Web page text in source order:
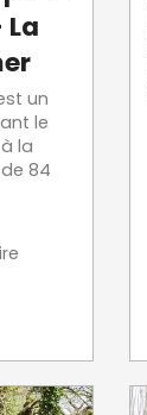
un
le
la
84